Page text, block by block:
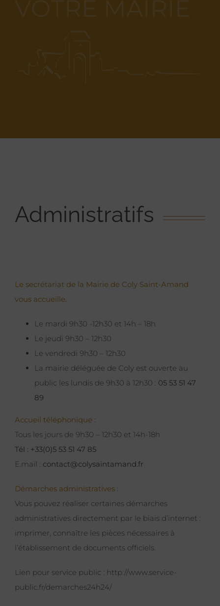
Administratifs
Le secrétariat de la Mairie de Coly Saint-Amand
vous accueille.
Le mardi 9h30 -12h30 et 14h – 18h
Le jeudi 9h30 – 12h30
Le vendredi 9h30 – 12h30
La mairie déléguée de Coly est ouverte au
public les lundis de 9h30 à 12h30 : 05 53 51 47
89
Accueil téléphonique :
Tous les jours de 9h30 – 12h30 et 14h-18h
Tél : +33(0)5 53 51 47 85
E.mail : contact@colysaintamand.fr
Démarches administratives :
Vous pouvez réaliser certaines démarches
administratives directement par le biais d’internet :
imprimer, connaître les pièces nécessaires à
l’établissement de documents officiels.
Lien pour service public : http://www.service-
public.fr/demarches24h24/